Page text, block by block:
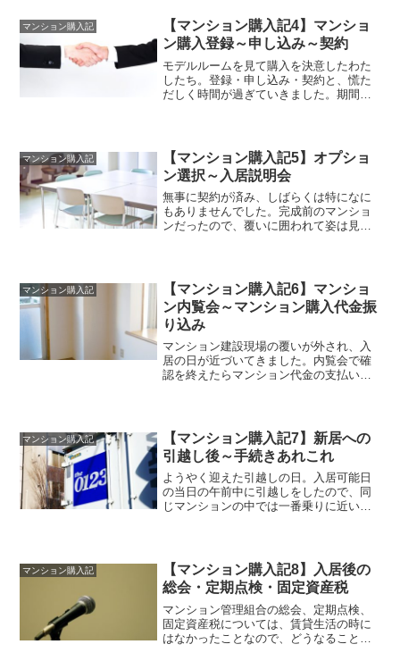
マンション購入記
【マンション購入記4】マンショ
ン購入登録～申し込み～契約
モデルルームを見て購入を決意したわた
したち。登録・申し込み・契約と、慌た
だしく時間が過ぎていきました。期間に
マンション購入記
【マンション購入記5】オプショ
ン選択～入居説明会
無事に契約が済み、しばらくは特になに
もありませんでした。完成前のマンショ
ンだったので、覆いに囲われて姿は見え
マンション購入記
【マンション購入記6】マンショ
ン内覧会～マンション購入代金振
り込み
マンション建設現場の覆いが外され、入
居の日が近づいてきました。内覧会で確
認を終えたらマンション代金の支払いに
マンション購入記
【マンション購入記7】新居への
引越し後～手続きあれこれ
ようやく迎えた引越しの日。入居可能日
の当日の午前中に引越しをしたので、同
じマンションの中では一番乗りに近い住
マンション購入記
【マンション購入記8】入居後の
総会・定期点検・固定資産税
マンション管理組合の総会、定期点検、
固定資産税については、賃貸生活の時に
はなかったことなので、どうなることや